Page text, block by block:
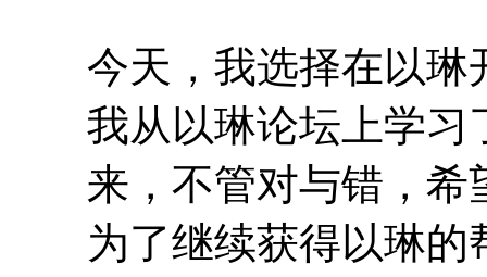
今天，我选择在以琳
我从以琳论坛上学习
来，不管对与错，希
为了继续获得以琳